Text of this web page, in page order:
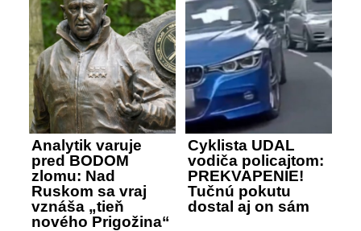
Analytik varuje
pred BODOM
zlomu: Nad
Ruskom sa vraj
vznáša „tieň
nového Prigožina“
Cyklista UDAL
vodiča policajtom:
PREKVAPENIE!
Tučnú pokutu
dostal aj on sám